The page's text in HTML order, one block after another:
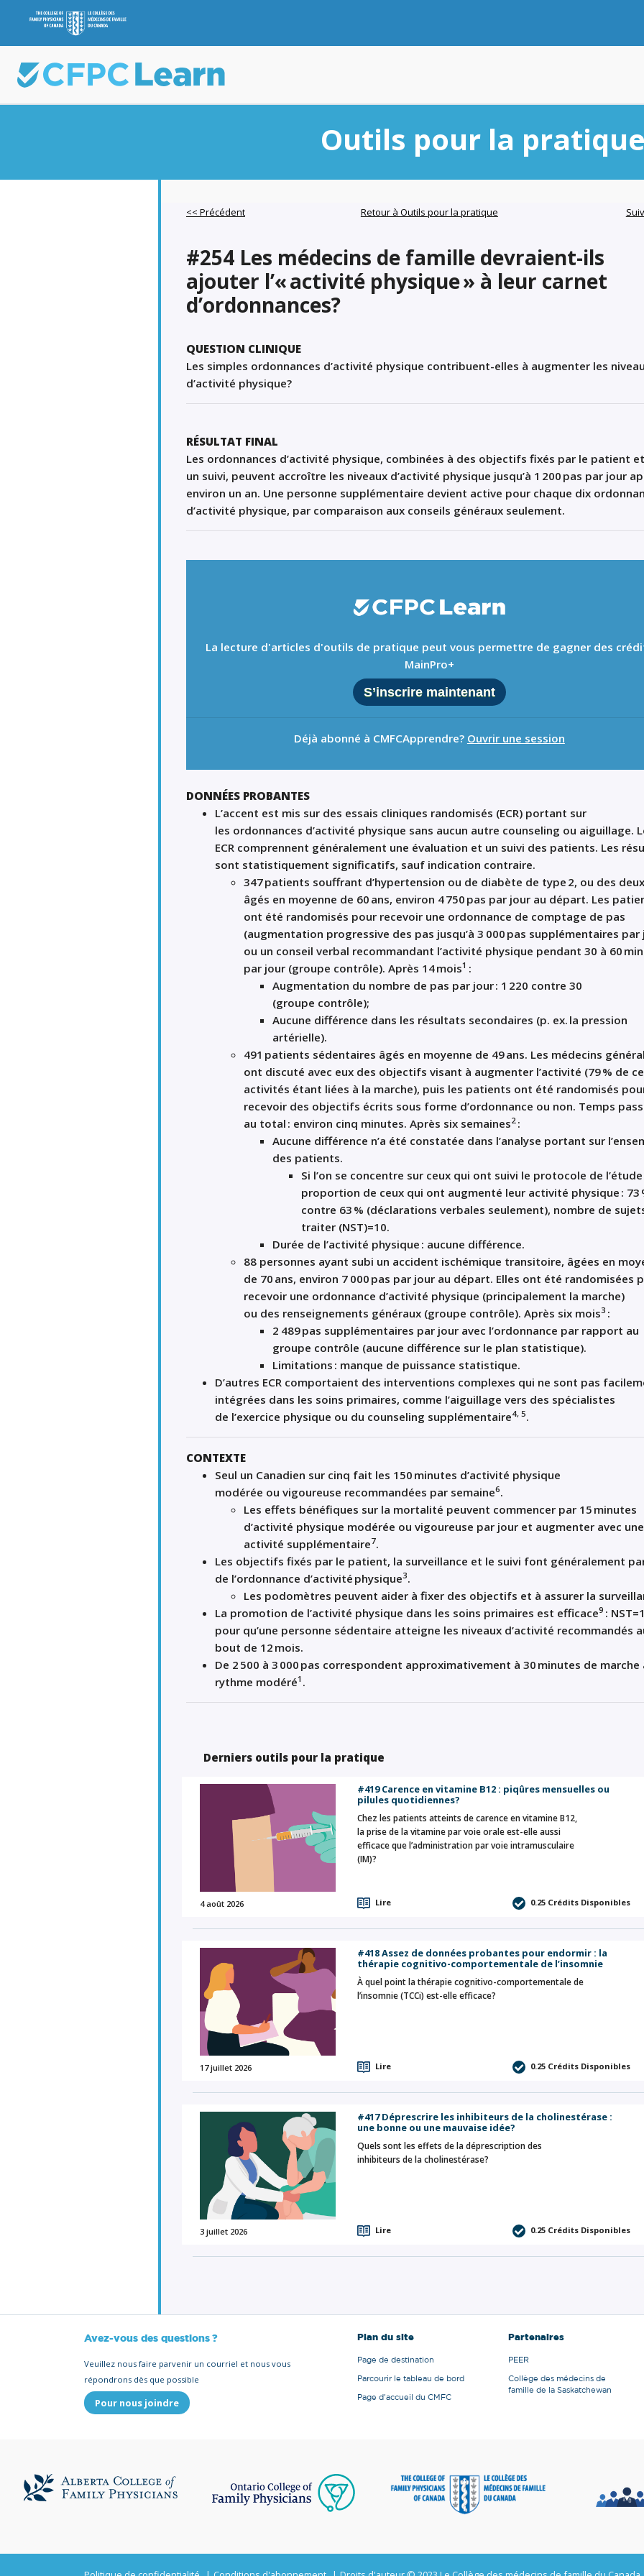
Outils pour la pratique
<< Précédent Retour à Outils pour la pratique
#254 Les médecins de famille devraient-ils
ajouter l’« activité physique » à leur carnet
d’ordonnances?
QUESTION CLINIQUE
Les simples ordonnances d’activité physique contribuent-elles à augmenter les
d’activité physique?
RÉSULTAT FINAL
Les ordonnances d’activité physique, combinées à des objectifs fixés par le patient et
un suivi, peuvent accroître les niveaux d’activité physique jusqu’à 1 200 pas par jour
environ un an. Une personne supplémentaire devient active pour chaque dix
d’activité physique, par comparaison aux conseils généraux seulement.
La lecture d'articles d'outils de pratique peut vous permettre de gagner des
MainPro+
S’inscrire maintenant
Déjà abonné à CMFCApprendre? Ouvrir une session
DONNÉES PROBANTES
L’accent est mis sur des essais cliniques randomisés (ECR) portant sur
les ordonnances d’activité physique sans aucun autre counseling ou aiguillage.
ECR comprennent généralement une évaluation et un suivi des patients. Les
sont statistiquement significatifs, sauf indication contraire.
347patients souffrant d’hypertension ou de diabète de type 2, ou des
âgés en moyenne de 60 ans, environ 4750 pas par jour au départ. Les
ont été randomisés pour recevoir une ordonnance de comptage de pas
(augmentation progressive des pas jusqu’à 3 000 pas supplémentaires par
ou un conseil verbal recommandant l’activité physique pendant 30 à 60
par jour (groupe contrôle). Après 14mois1 :
Augmentation du nombre de pas par jour: 1 220 contre 30
(groupe contrôle);
Aucune différence dans les résultats secondaires (p. ex. la pression
artérielle).
491 patients sédentaires âgés en moyenne de 49ans. Les médecins
ont discuté avec eux des objectifs visant à augmenter l’activité (79% de
activités étant liées à la marche), puis les patients ont été randomisés
recevoir des objectifs écrits sous forme d’ordonnance ou non. Temps
au total : environ cinq minutes. Après six semaines2 :
Aucune différence n’a été constatée dans l’analyse portant sur
des patients.
Si l’on se concentre sur ceux qui ont suivi le protocole de l’étude
proportion de ceux qui ont augmenté leur activité physique : 73
contre 63 % (déclarations verbales seulement), nombre de
traiter (NST)=10.
Durée de l’activité physique : aucune différence.
88 personnes ayant subi un accident ischémique transitoire, âgées en
de 70 ans, environ 7 000 pas par jour au départ. Elles ont été randomisées
recevoir une ordonnance d’activité physique (principalement la marche)
ou des renseignements généraux (groupe contrôle). Après six mois3 :
2 489pas supplémentaires par jour avec l’ordonnance par rapport au
groupe contrôle (aucune différence sur le plan statistique).
Limitations : manque de puissance statistique.
D’autres ECR comportaient des interventions complexes qui ne sont pas
intégrées dans les soins primaires, comme l’aiguillage vers des spécialistes
de l’exercice physique ou du counseling supplémentaire4, 5.
CONTEXTE
Seul un Canadien sur cinq fait les 150 minutes d’activité physique
modérée ou vigoureuse recommandées par semaine6.
Les effets bénéfiques sur la mortalité peuvent commencer par 15 minutes
d’activité physique modérée ou vigoureuse par jour et augmenter avec une
activité supplémentaire7.
Les objectifs fixés par le patient, la surveillance et le suivi font généralement
de l’ordonnance d’activité physique3.
Les podomètres peuvent aider à fixer des objectifs et à assurer la
La promotion de l’activité physique dans les soins primaires est efficace9 :
pour qu’une personne sédentaire atteigne les niveaux d’activité recommandés
bout de 12 mois.
De 2 500 à 3 000 pas correspondent approximativement à 30 minutes de marche
rythme modéré1 .
Derniers outils pour la pratique
4 août 2026
#419 Carence en vitamine B12 : piqûres mensuelles ou
pilules quotidiennes?
Chez les patients atteints de carence en vitamine B12,
la prise de la vitamine par voie orale est-elle aussi
efficace que l’administration par voie intramusculaire
(IM)?
Lire 0.25 Crédits Disponibles
17 juillet 2026
#418 Assez de données probantes pour endormir : la
thérapie cognitivo-comportementale de l’insomnie
À quel point la thérapie cognitivo-comportementale de
l’insomnie (TCCi) est-elle efficace?
Lire 0.25 Crédits Disponibles
3 juillet 2026
#417 Déprescrire les inhibiteurs de la cholinestérase :
une bonne ou une mauvaise idée?
Quels sont les effets de la déprescription des
inhibiteurs de la cholinestérase?
Lire 0.25 Crédits Disponibles
Avez-vous des questions ?
Veuillez nous faire parvenir un courriel et nous vous
répondrons dès que possible
Pour nous joindre
Plan du site
Page de destination
Parcourir le tableau de bord
Page d'accueil du CMFC
Partenaires
PEER
Collège des médecins de
famille de la Saskatchewan